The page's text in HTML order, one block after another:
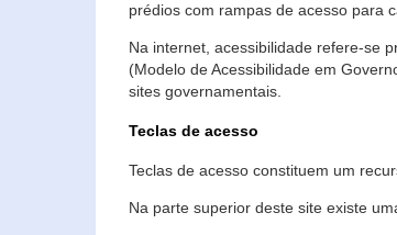
prédios com rampas de acesso para
Na internet, acessibilidade refere-se
(Modelo de Acessibilidade em
sites governamentais.
Teclas de acesso
Teclas de acesso constituem um
Na parte superior deste site existe